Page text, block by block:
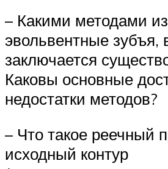
– Какими методами
эвольвентные зубъя,
заключается
Каковы основные
недостатки методов?
– Что такое реечный
исходный контур